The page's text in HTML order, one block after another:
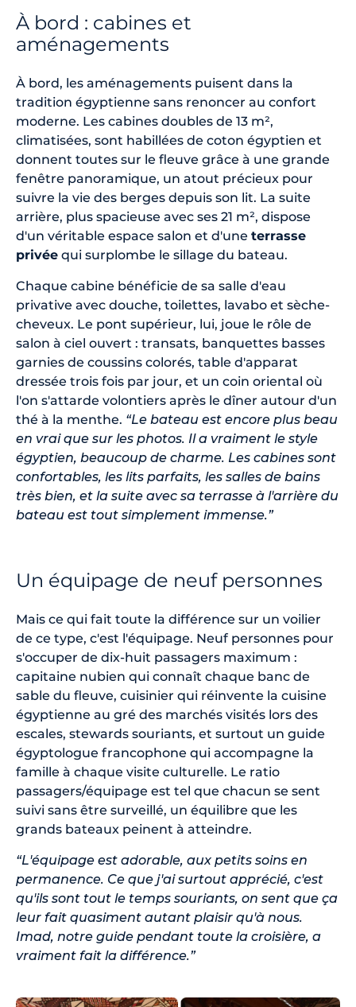
À bord : cabines et
aménagements
À bord, les aménagements puisent dans la
tradition égyptienne sans renoncer au confort
moderne. Les cabines doubles de 13 m²,
climatisées, sont habillées de coton égyptien et
donnent toutes sur le fleuve grâce à une grande
fenêtre panoramique, un atout précieux pour
suivre la vie des berges depuis son lit. La suite
arrière, plus spacieuse avec ses 21 m², dispose
d'un véritable espace salon et d'une terrasse
privée qui surplombe le sillage du bateau.
Chaque cabine bénéficie de sa salle d'eau
privative avec douche, toilettes, lavabo et sèche-
cheveux. Le pont supérieur, lui, joue le rôle de
salon à ciel ouvert : transats, banquettes basses
garnies de coussins colorés, table d'apparat
dressée trois fois par jour, et un coin oriental où
l'on s'attarde volontiers après le dîner autour d'un
thé à la menthe. “Le bateau est encore plus beau
en vrai que sur les photos. Il a vraiment le style
égyptien, beaucoup de charme. Les cabines sont
confortables, les lits parfaits, les salles de bains
très bien, et la suite avec sa terrasse à l'arrière du
bateau est tout simplement immense.”
Un équipage de neuf personnes
Mais ce qui fait toute la différence sur un voilier
de ce type, c'est l'équipage. Neuf personnes pour
s'occuper de dix-huit passagers maximum :
capitaine nubien qui connaît chaque banc de
sable du fleuve, cuisinier qui réinvente la cuisine
égyptienne au gré des marchés visités lors des
escales, stewards souriants, et surtout un guide
égyptologue francophone qui accompagne la
famille à chaque visite culturelle. Le ratio
passagers/équipage est tel que chacun se sent
suivi sans être surveillé, un équilibre que les
grands bateaux peinent à atteindre.
“L'équipage est adorable, aux petits soins en
permanence. Ce que j'ai surtout apprécié, c'est
qu'ils sont tout le temps souriants, on sent que ça
leur fait quasiment autant plaisir qu'à nous.
Imad, notre guide pendant toute la croisière, a
vraiment fait la différence.”